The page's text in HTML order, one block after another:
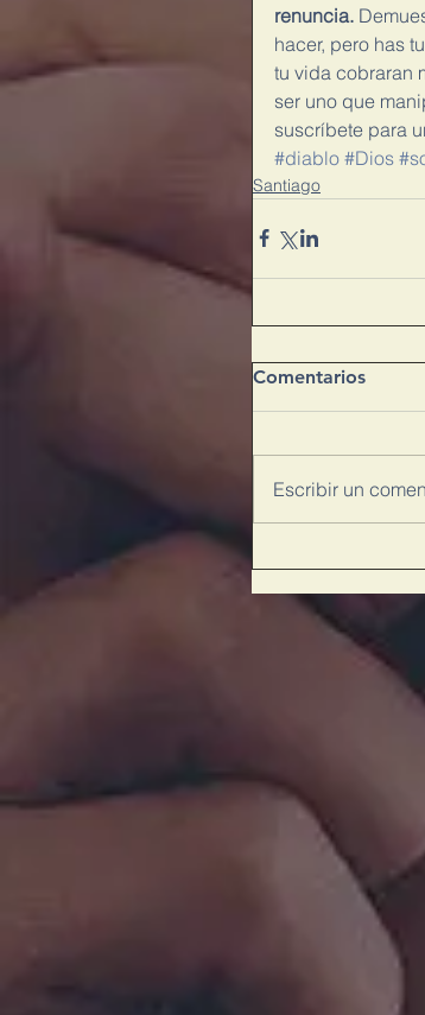
renuncia.
hacer, pero has
tu vida cobraran
ser uno que
suscríbete para
#diablo #Dios
Santiago
Comentarios
Escribir un